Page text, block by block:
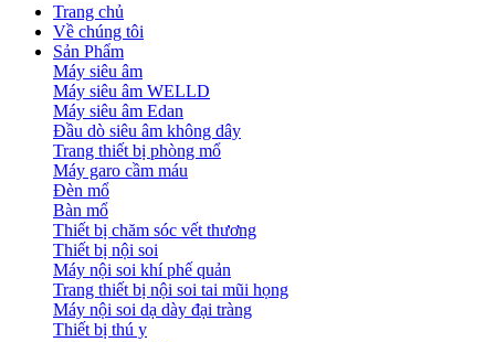
Trang chủ
Về chúng tôi
Sản Phẩm
Máy siêu âm
Máy siêu âm WELLD
Máy siêu âm Edan
Đầu dò siêu âm không dây
Trang thiết bị phòng mổ
Máy garo cầm máu
Đèn mổ
Bàn mổ
Thiết bị chăm sóc vết thương
Thiết bị nội soi
Máy nội soi khí phế quản
Trang thiết bị nội soi tai mũi họng
Máy nội soi dạ dày đại tràng
Thiết bị thú y